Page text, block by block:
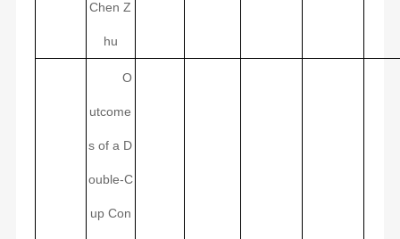
Chen Z
hu
O
utcome
s of a D
ouble-C
up Con